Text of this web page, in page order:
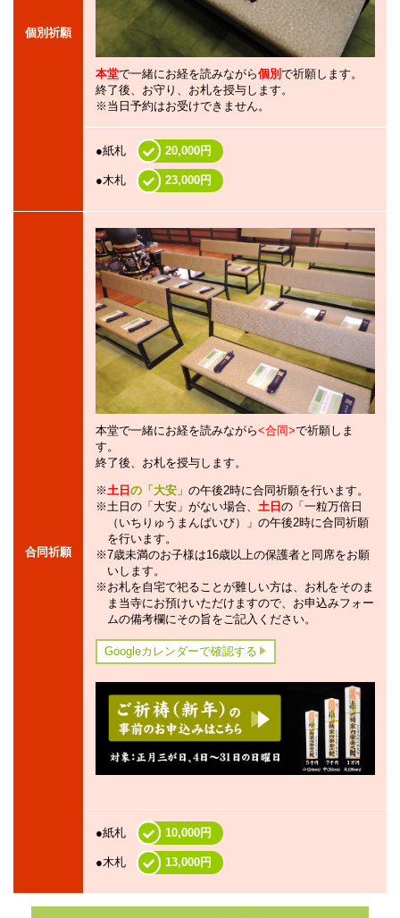
個別祈願
本堂で一緒にお経を読みながら個別 で祈願します。
終了後、お守り、お札を授与します。
※当日予約はお受けできません。
●紙札 20,000円
●木札 23,000円
合同祈願
本堂で一緒にお経を読みながら<合同>で祈願しま
す。
終了後、お札を授与します。
土日 の「大安」 の午後2時に合同祈願を行います。
土日の「大安」がない場合、 土日 の「一粒万倍日
（いちりゅうまんばいび）」の午後2時に合同祈願
を行います。
7歳未満のお子様は16歳以上の保護者と同席をお願
いします。
お札を自宅で祀ることが難しい方は、お札をそのま
ま当寺にお預けいただけますので、お申込みフォー
ムの備考欄にその旨をご記入ください。
Googleカレンダーで確認する
●紙札 10,000円
●木札 13,000円